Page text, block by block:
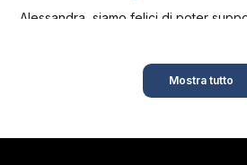
Alessandra, siamo felici di poter
Mostra tutto